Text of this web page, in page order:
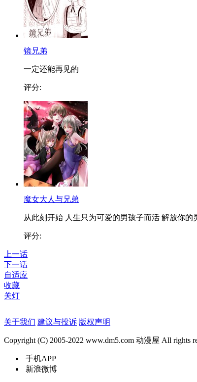
镜兄弟
一定还能再见的
评分:
魔女大人与兄弟
从此刻开始 人生只为可爱的男孩子而活 解放你的
评分:
上一话
下一话
自适应
收藏
关灯
关于我们 建议与投诉 版权声明
Copyright (C) 2005-2022 www.dm5.com 动漫屋 All rights
手机APP
新浪微博